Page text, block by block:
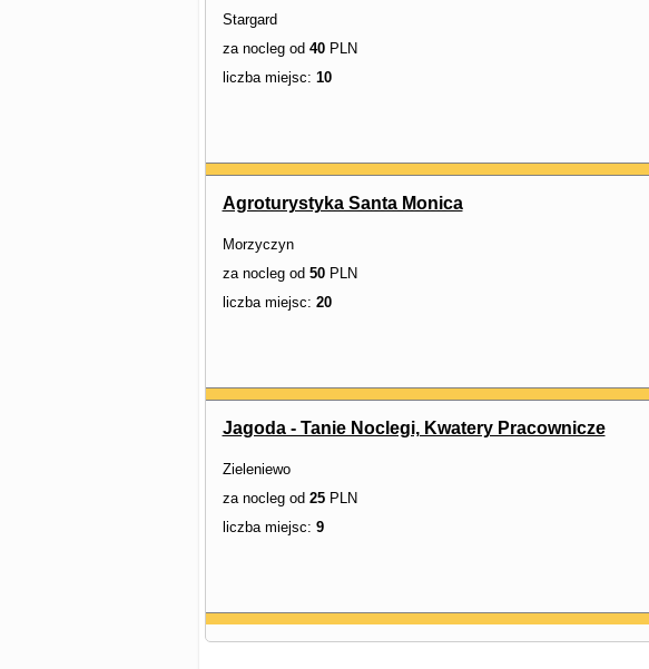
Stargard
za nocleg od 40PLN
liczba miejsc: 10
Agroturystyka Santa Monica
Morzyczyn
za nocleg od 50PLN
liczba miejsc: 20
Jagoda - Tanie Noclegi, Kwatery Pracownicze
Zieleniewo
za nocleg od 25PLN
liczba miejsc: 9